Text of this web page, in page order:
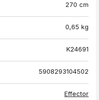
270 cm
0,65 kg
K24691
5908293104502
Effector